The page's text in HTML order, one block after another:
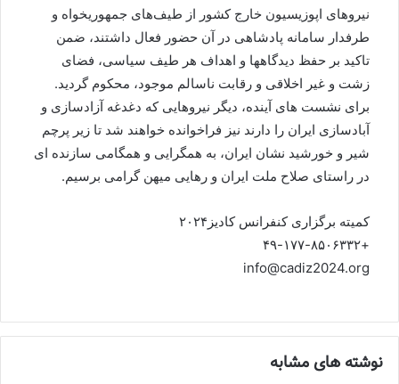
نیروهای اپوزیسیون خارج کشور از طیف‌های جمهوریخواه و
طرفدار سامانه پادشاهی در آن حضور فعال داشتند، ضمن
تاكيد بر حفظ ديدگاهها و اهداف هر طيف سياسى، فضاى
زشت و غير اخلاقى و رقابت ناسالم موجود، محكوم گرديد.
براى نشست هاى آينده، ديگر نيروهايى كه دغدغه آزادسازى و
آبادسازى ايران را دارند نيز فراخوانده خواهند شد تا زير پرچم
شير و خورشيد نشان ايران، به همگرايى و همگامى سازنده اى
در راستاى صلاح ملت ايران و رهايى ميهن گرامى برسيم.
کمیته برگزاری کنفرانس کادیز۲۰۲۴
+۴۹-۱۷۷-۸۵۰۶۳۳۲
info@cadiz2024.org
نوشته های مشابه